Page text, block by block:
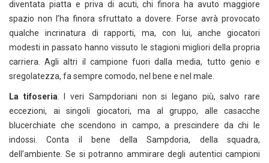
diventata piatta e priva di acuti, chi finora ha avuto maggiore
spazio non l’ha finora sfruttato a dovere. Forse avrà provocato
qualche incrinatura di rapporti, ma, con lui, anche giocatori
modesti in passato hanno vissuto le stagioni migliori della propria
carriera. Agli altri il campione fuori dalla media, tutto genio e
sregolatezza, fa sempre comodo, nel bene e nel male.
La tifoseria . I veri Sampdoriani non si legano più, salvo rare
eccezioni, ai singoli giocatori, ma al gruppo, alle casacche
blucerchiate che scendono in campo, a prescindere da chi le
indossi. Conta il bene della Sampdoria, della squadra,
dell’ambiente. Se si potranno ammirare degli autentici campioni